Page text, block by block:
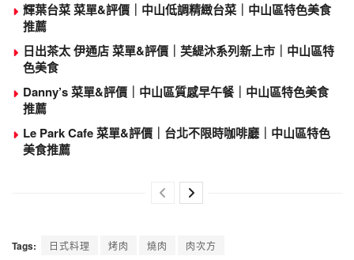
輝葉台菜 菜單&評價｜中山低調精緻台菜｜中山區特色美食
推薦
日出茶太 伊通店 菜單&評價｜芙緹沐系列新上市｜中山區特
色美食
Danny’s 菜單&評價｜中山區質感早午餐｜中山區特色美食
推薦
Le Park Cafe 菜單&評價｜台北不限時咖啡廳｜中山區特色
美食推薦
Tags: 日式料理 烤肉 燒肉 肉次方